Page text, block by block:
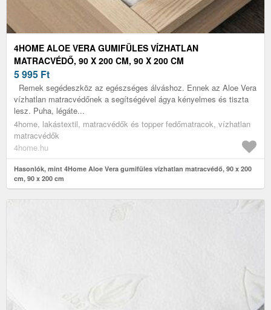
4HOME ALOE VERA GUMIFÜLES VÍZHATLAN
MATRACVÉDŐ, 90 X 200 CM, 90 X 200 CM
5 995 Ft
Remek segédeszköz az egészséges álváshoz. Ennek az Aloe Vera
vízhatlan matracvédőnek a segítségével ágya kényelmes és tiszta
lesz. Puha, légáte...
4home, lakástextil, matracvédők és topper fedőmatracok, vízhatlan
matracvédők
4home.hu
Hasonlók, mint 4Home Aloe Vera gumifüles vízhatlan matracvédő, 90 x 200
cm, 90 x 200 cm